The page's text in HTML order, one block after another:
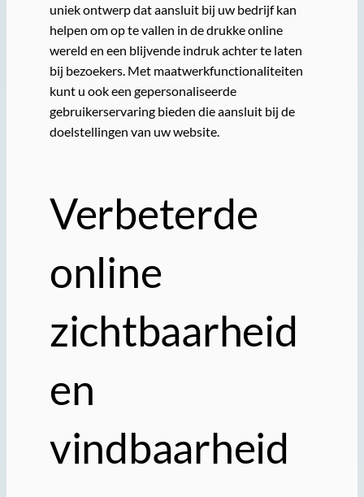
uniek ontwerp dat aansluit bij uw bedrijf kan
helpen om op te vallen in de drukke online
wereld en een blijvende indruk achter te laten
bij bezoekers. Met maatwerkfunctionaliteiten
kunt u ook een gepersonaliseerde
gebruikerservaring bieden die aansluit bij de
doelstellingen van uw website.
Verbeterde
online
zichtbaarheid
en
vindbaarheid